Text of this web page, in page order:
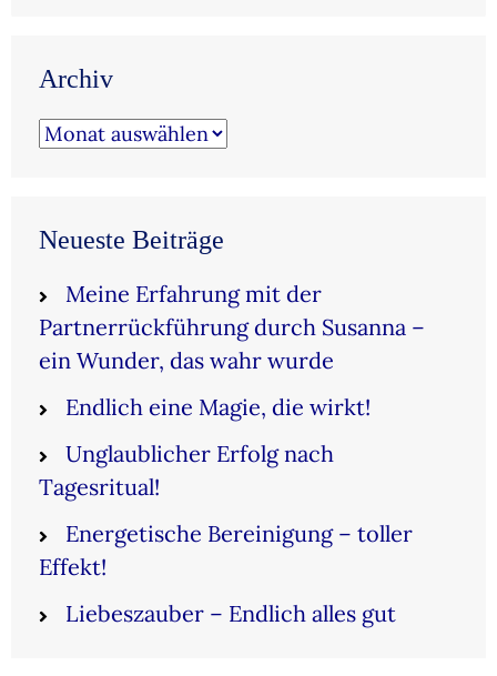
Archiv
Archiv
Neueste Beiträge
Meine Erfahrung mit der
Partnerrückführung durch Susanna –
ein Wunder, das wahr wurde
Endlich eine Magie, die wirkt!
Unglaublicher Erfolg nach
Tagesritual!
Energetische Bereinigung – toller
Effekt!
Liebeszauber – Endlich alles gut